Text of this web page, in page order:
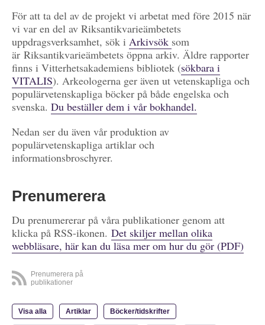
För att ta del av de projekt vi arbetat med före 2015 när
vi var en del av Riksantikvarieämbetets
uppdragsverksamhet, sök i Arkivsök som
är Riksantikvarieämbetets öppna arkiv. Äldre rapporter
finns i Vitterhetsakademiens bibliotek (sökbara i
VITALIS). Arkeologerna ger även ut vetenskapliga och
populärvetenskapliga böcker på både engelska och
svenska. Du beställer dem i vår bokhandel.
Nedan ser du även vår produktion av
populärvetenskapliga artiklar och
informationsbroschyrer.
Prenumerera
Du prenumererar på våra publikationer genom att
klicka på RSS-ikonen. Det skiljer mellan olika
webbläsare, här kan du läsa mer om hur du gör (PDF)
Prenumerera på
publikationer
Visa alla Artiklar Böcker/tidskrifter